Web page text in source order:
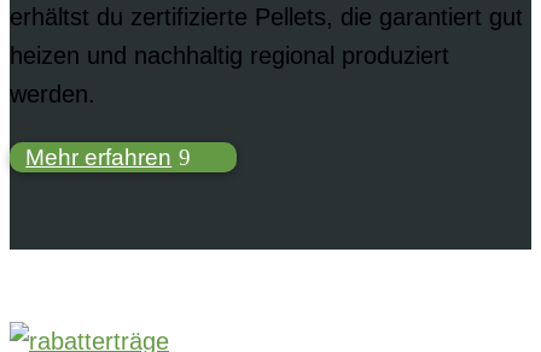
erhältst du zertifizierte Pellets, die garantiert gut
heizen und nachhaltig regional produziert
werden.
Mehr erfahren